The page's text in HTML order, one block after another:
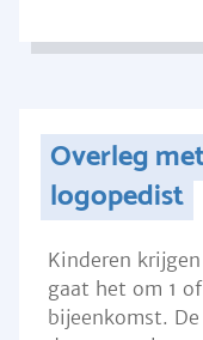
Overleg
logopedist
Kinderen
gaat het om 1
bijeenkomst.